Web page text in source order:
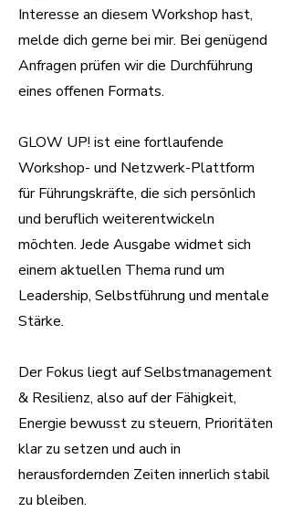
Interesse an diesem Workshop hast,
melde dich gerne bei mir. Bei genügend
Anfragen prüfen wir die Durchführung
eines offenen Formats.
GLOW UP! ist eine fortlaufende
Workshop- und Netzwerk-Plattform
für Führungskräfte, die sich persönlich
und beruflich weiterentwickeln
möchten. Jede Ausgabe widmet sich
einem aktuellen Thema rund um
Leadership, Selbstführung und mentale
Stärke.
Der Fokus liegt auf Selbstmanagement
& Resilienz, also auf der Fähigkeit,
Energie bewusst zu steuern, Prioritäten
klar zu setzen und auch in
herausfordernden Zeiten innerlich stabil
zu bleiben.